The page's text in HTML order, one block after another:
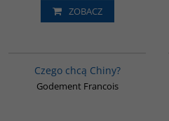
ZOBACZ
Czego chcą Chiny?
Godement Francois